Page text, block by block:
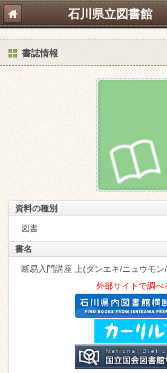
石川県立図書館
書誌情報
資料の種別
図書
書名
断易入門講座 上(ダンエキ/ニュウモン
外部サイトで調べ